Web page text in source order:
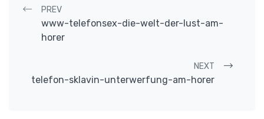
Post navigation
PREV
www-telefonsex-die-welt-der-lust-am-
horer
NEXT
telefon-sklavin-unterwerfung-am-horer